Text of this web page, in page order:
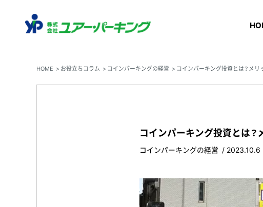
HOME お役立ちコラム コインパーキングの経営 コインパーキング投資とは？メリ
コインパーキングの経営 2023.10.6
コインパーキング投資とは？